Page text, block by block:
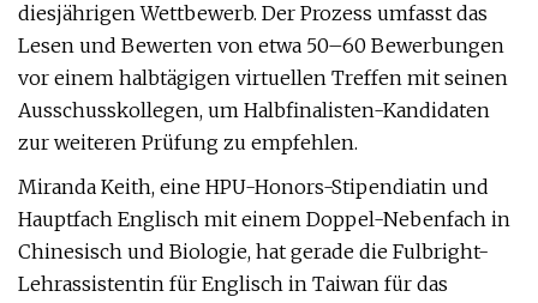
diesjährigen Wettbewerb. Der Prozess umfasst das
Lesen und Bewerten von etwa 50–60 Bewerbungen
vor einem halbtägigen virtuellen Treffen mit seinen
Ausschusskollegen, um Halbfinalisten-Kandidaten
zur weiteren Prüfung zu empfehlen.
Miranda Keith, eine HPU-Honors-Stipendiatin und
Hauptfach Englisch mit einem Doppel-Nebenfach in
Chinesisch und Biologie, hat gerade die Fulbright-
Lehrassistentin für Englisch in Taiwan für das